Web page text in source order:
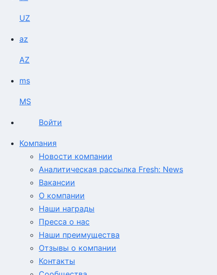
UZ
az
AZ
ms
MS
Войти
Компания
Новости компании
Аналитическая рассылка Fresh: News
Вакансии
О компании
Наши награды
Пресса о нас
Наши преимущества
Отзывы о компании
Контакты